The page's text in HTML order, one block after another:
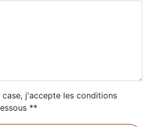
j'accepte les conditions
**